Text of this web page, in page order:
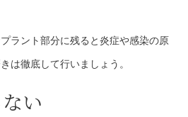
ラント部分に残ると炎症や感染の原
は徹底して行いましょう。
い